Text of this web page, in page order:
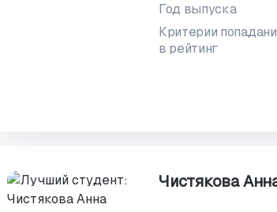
Год выпуска
Критерии
в рейтинг
Чистякова